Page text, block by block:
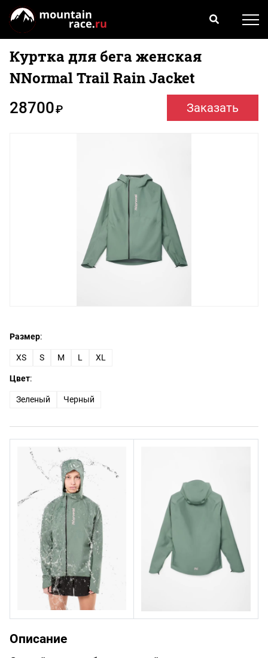
Куртка для бега женская
NNormal Trail Rain Jacket
28700₽ Заказать
Размер:
XS S M L XL
Цвет:
Зеленый Черный
Описание